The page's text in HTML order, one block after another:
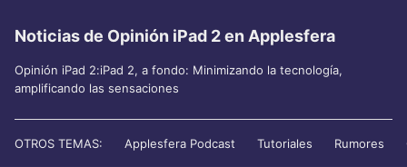
Noticias de Opinión iPad 2 en Applesfera
Opinión iPad 2:iPad 2, a fondo: Minimizando la tecnología,
amplificando las sensaciones
OTROS TEMAS: Applesfera Podcast Tutoriales Rumores